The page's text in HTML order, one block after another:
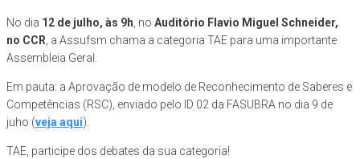
No dia 12 de julho, às 9h , no Auditório Flavio Miguel Schneider,
no CCR , a Assufsm chama a categoria TAE para uma importante
Assembleia Geral.
Em pauta: a Aprovação de modelo de Reconhecimento de Saberes e
Competências (RSC), enviado pelo ID 02 da FASUBRA no dia 9 de
juho (veja aqui).
TAE, participe dos debates da sua categoria!